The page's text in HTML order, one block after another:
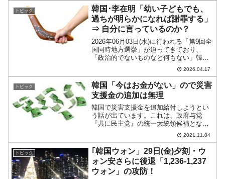
あえず「1ドル＝1,363ウォ...
トピック
韓国･李在明「幼い子どもでも、
過ちが明らかになれば謝罪する」
⇒ 自分に言っているのか？
2026年06月03日(水)に行われる「第9回全
国同時地方選挙」が迫ってきており、
「政治的でないものなど何もない」韓国
でまたぞろ政治圏が加熱気味です。左
派・進歩系人士による独裁が強まってお
りますが、保守寄り勢力は衰亡を続けて
おり、野党に転落...
2026.04.17
トピック
韓国「今はお金がない」ので災害
支援金の追加は無理
韓国で災害支援金を追加給付しようとい
う話が出ています。これは、政府与党
『共に民主党』の統一大統領候補となっ
た李在明（イ・ジェミョン）さんの影響
です。李さんは京畿道知事だった時か
ら、政府に対していくら債務を積んでも
いいから（国債を発行しても韓...
2021.11.04
トピック
｢韓国ウォン」29日(金)夕刻・ウ
ォン安さらに後退「1,236-1,237
ウォン」の攻防！